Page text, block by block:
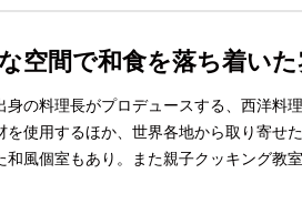
空間で和食を落ち着い
の料理長がプロデュースする、西洋料
使用するほか、世界各地から取り寄せ
風個室もあり。また親子クッキング教